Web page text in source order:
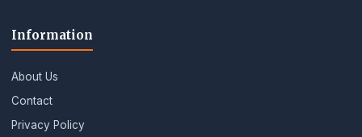
Information
About Us
Contact
Privacy Policy